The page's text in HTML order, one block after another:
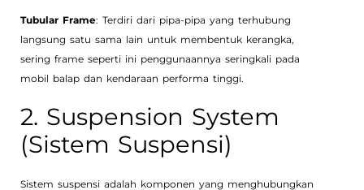
Tubular Frame: Terdiri dari pipa-pipa yang terhubung
langsung satu sama lain untuk membentuk kerangka,
sering frame seperti ini penggunaannya seringkali pada
mobil balap dan kendaraan performa tinggi.
2. Suspension System
(Sistem Suspensi)
Sistem suspensi adalah komponen yang menghubungkan